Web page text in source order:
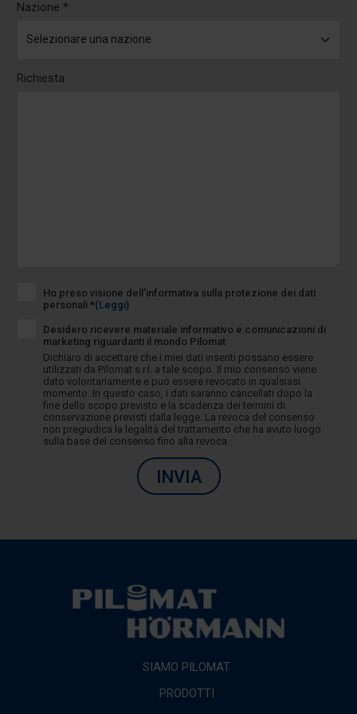
Nazione *
Richiesta
Ho preso visione dell’informativa sulla protezione dei dati
personali *(Leggi)
Desidero ricevere materiale informativo e comunicazioni di
marketing riguardanti il mondo Pilomat
Dichiaro di accettare che i miei dati inseriti possano essere
utilizzati da Pilomat s.r.l. a tale scopo. Il mio consenso viene
dato volontariamente e può essere revocato in qualsiasi
momento. In questo caso, i dati saranno cancellati dopo la
fine dello scopo previsto e la scadenza dei termini di
conservazione previsti dalla legge. La revoca del consenso
non pregiudica la legalità del trattamento che ha avuto luogo
sulla base del consenso fino alla revoca.
INVIA
SIAMO PILOMAT
PRODOTTI